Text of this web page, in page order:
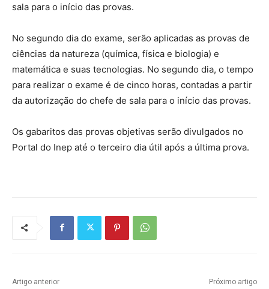
sala para o início das provas.
No segundo dia do exame, serão aplicadas as provas de
ciências da natureza (química, física e biologia) e
matemática e suas tecnologias. No segundo dia, o tempo
para realizar o exame é de cinco horas, contadas a partir
da autorização do chefe de sala para o início das provas.
Os gabaritos das provas objetivas serão divulgados no
Portal do Inep até o terceiro dia útil após a última prova.
Artigo anterior Próximo artigo